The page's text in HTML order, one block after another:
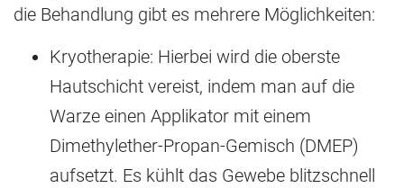
die Behandlung gibt es mehrere Möglichkeiten:
Kryotherapie: Hierbei wird die oberste
Hautschicht vereist, indem man auf die
Warze einen Applikator mit einem
Dimethylether-Propan-Gemisch (DMEP)
aufsetzt. Es kühlt das Gewebe blitzschnell